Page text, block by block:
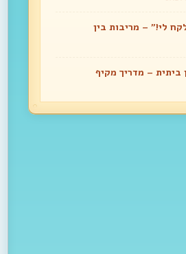
לי!” – מריבות בין
ביתית – מדריך מקיף